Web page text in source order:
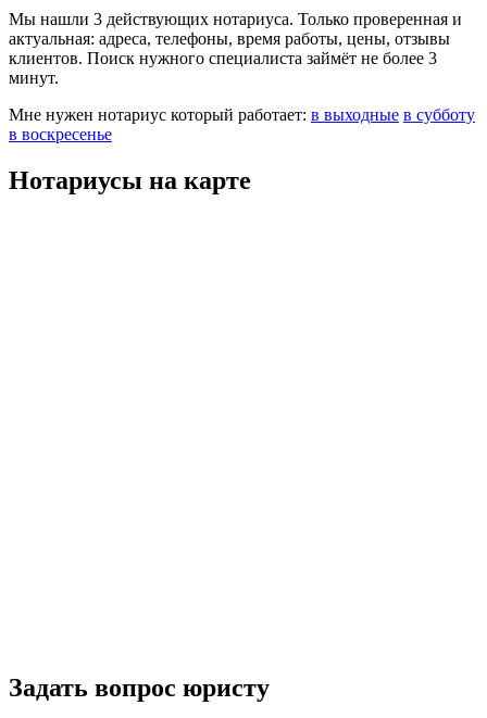
Мы нашли 3 действующих нотариуса. Только проверенная и
актуальная: адреса, телефоны, время работы, цены, отзывы
клиентов. Поиск нужного специалиста займёт не более 3
минут.
Мне нужен нотариус который работает: в выходные в субботу
в воскресенье
Нотариусы на карте
Задать вопрос юристу